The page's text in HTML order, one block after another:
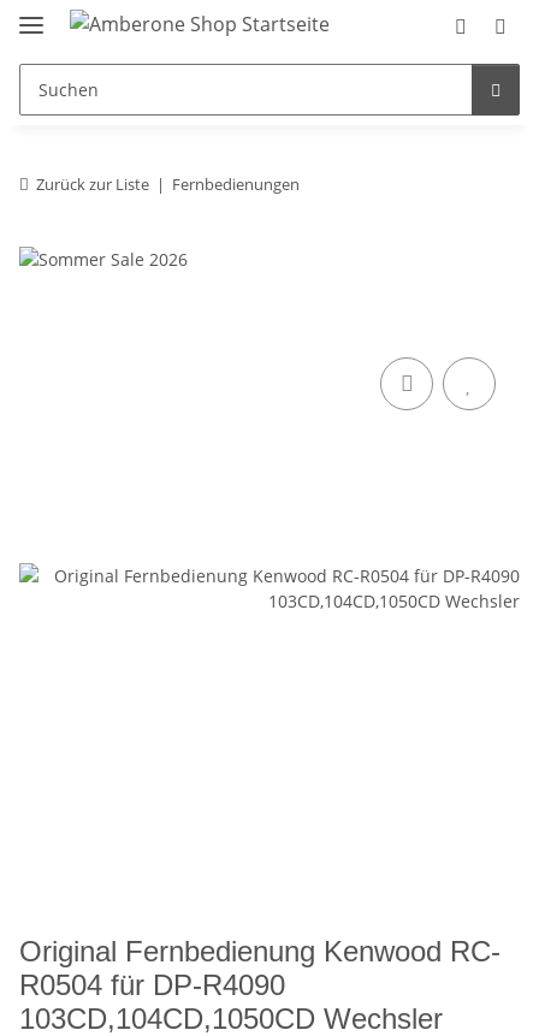
Zurück zur Liste Fernbedienungen
Original Fernbedienung Kenwood RC-
R0504 für DP-R4090
103CD,104CD,1050CD Wechsler